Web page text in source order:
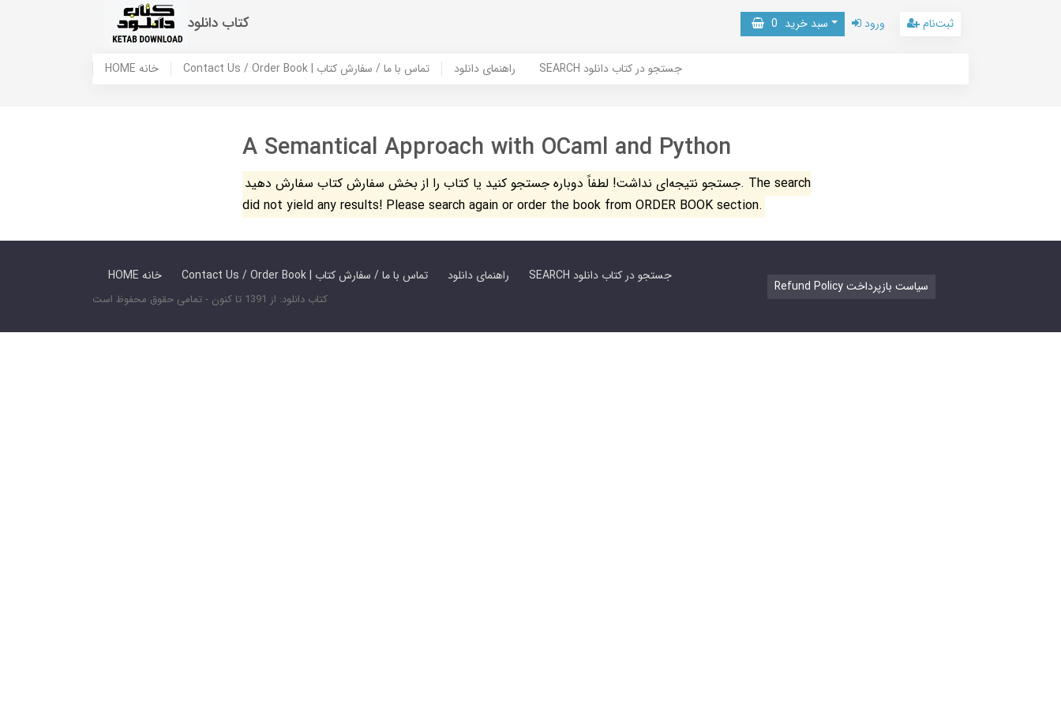
کتاب دانلود سبد خرید 0 ورود ثبت‌نام
HOME خانه Contact Us / Order Book | تماس با ما / سفارش کتاب راهنمای دانلود SEARCH جستجو در کتاب دانلود
A Semantical Approach with OCaml and Python
جستجو نتیجه‌ای نداشت! لطفاً دوباره جستجو کنید یا کتاب را از بخش سفارش کتاب سفارش دهید. The search
did not yield any results! Please search again or order the book from ORDER BOOK section.
HOME خانه Contact Us / Order Book | تماس با ما / سفارش کتاب راهنمای دانلود SEARCH جستجو در کتاب دانلود
کتاب دانلود: از 1391 تا کنون - تمامی حقوق محفوظ است
Refund Policy سیاست بازپرداخت